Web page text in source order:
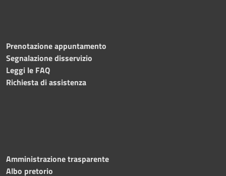
Prenotazione appuntamento
Segnalazione disservizio
Leggi le FAQ
Richiesta di assistenza
Amministrazione trasparente
Albo pretorio